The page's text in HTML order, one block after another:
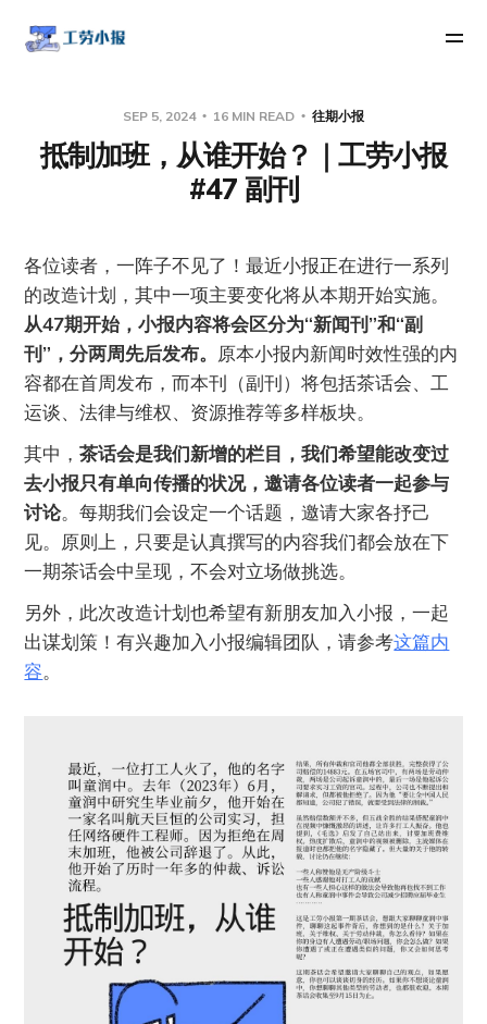
SEP 5, 2024 16 MIN READ 往期小报
抵制加班，从谁开始？｜工劳小报
#47 副刊
各位读者，一阵子不见了！最近小报正在进行一系列
的改造计划，其中一项主要变化将从本期开始实施。
从47期开始，小报内容将会区分为“新闻刊”和“副
刊”，分两周先后发布。 原本小报内新闻时效性强的内
容都在首周发布，而本刊（副刊）将包括茶话会、工
运谈、法律与维权、资源推荐等多样板块。
其中，茶话会是我们新增的栏目，我们希望能改变过
去小报只有单向传播的状况，邀请各位读者一起参与
讨论。每期我们会设定一个话题，邀请大家各抒己
见。原则上，只要是认真撰写的内容我们都会放在下
一期茶话会中呈现，不会对立场做挑选。
另外，此次改造计划也希望有新朋友加入小报，一起
出谋划策！有兴趣加入小报编辑团队，请参考这篇内
容。